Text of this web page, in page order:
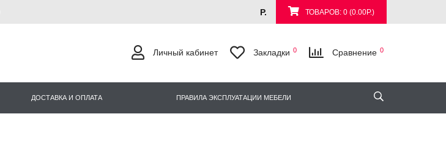
ТОВАРОВ: 0 (0.00Р.)
Р.
Личный кабинет Закладки 0 Сравнение 0
ДОСТАВКА И ОПЛАТА ПРАВИЛА ЭКСПЛУАТАЦИИ МЕБЕЛИ